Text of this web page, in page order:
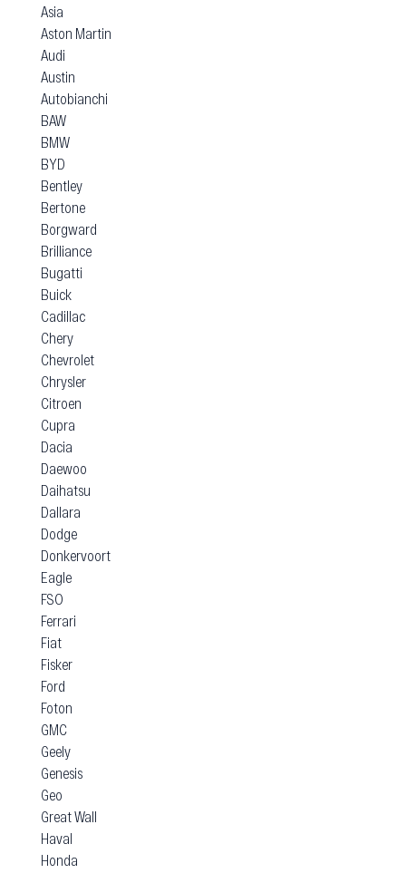
Asia
Aston Martin
Audi
Austin
Autobianchi
BAW
BMW
BYD
Bentley
Bertone
Borgward
Brilliance
Bugatti
Buick
Cadillac
Chery
Chevrolet
Chrysler
Citroen
Cupra
Dacia
Daewoo
Daihatsu
Dallara
Dodge
Donkervoort
Eagle
FSO
Ferrari
Fiat
Fisker
Ford
Foton
GMC
Geely
Genesis
Geo
Great Wall
Haval
Honda